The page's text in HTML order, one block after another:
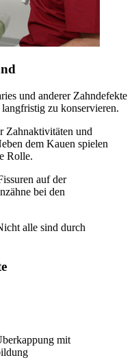
und anderer Zahndefekte
zu konservieren.
Zahnaktivitäten und
dem Kauen spielen
Rolle.
auf der
bei den
alle sind durch
mit